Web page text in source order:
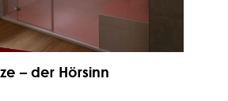
– der Hörsinn